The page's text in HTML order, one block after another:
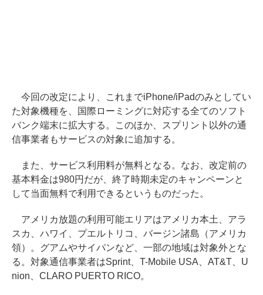
今回の改定により、これまでiPhone/iPadのみとしてい
た対象機種を、国際ローミングに対応する全てのソフト
バンク端末に拡大する。このほか、スプリント以外の通
信事業者もサービスの対象に追加する。
また、サービス利用料が無料となる。なお、改定前の
基本料金は980円だが、終了時期未定のキャンペーンと
して当面無料で利用できるというものだった。
アメリカ放題の利用可能エリアはアメリカ本土、アラ
スカ、ハワイ、プエルトリコ、バージン諸島（アメリカ
領）。グアムやサイパンなど、一部の地域は対象外とな
る。対象通信事業者はSprint、T-Mobile USA、AT&T、U
nion、CLARO PUERTO RICO。